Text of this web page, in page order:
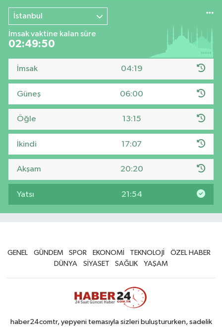
İstanbul
İmsak vaktine kalan süre
02:49:49
İmsak 04:19
Güneş 06:00
Öğle 13:15
İkindi 17:07
Akşam 20:20
Yatsı 21:54
GENEL GÜNDEM SPOR EKONOMİ TEKNOLOJİ
ÖZEL HABER
DÜNYA
SİYASET SAĞLIK YAŞAM
haber24comtr, yepyeni temasıyla sizleri buluştururken, sadelik